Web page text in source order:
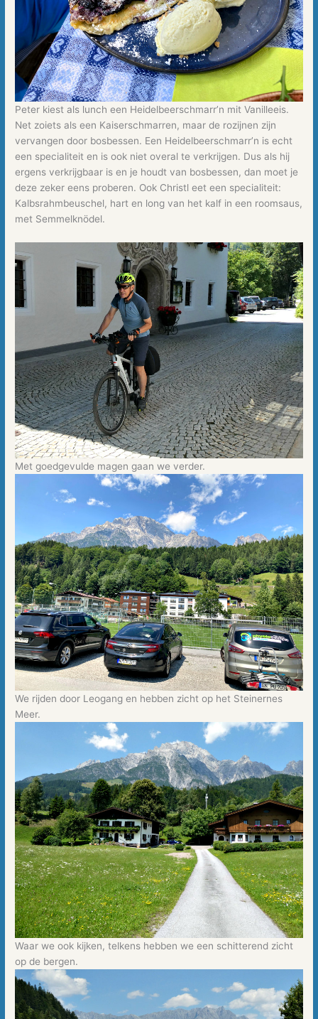
Peter kiest als lunch een Heidelbeerschmarr’n mit Vanilleeis.
Net zoiets als een Kaiserschmarren, maar de rozijnen zijn
vervangen door bosbessen. Een Heidelbeerschmarr’n is echt
een specialiteit en is ook niet overal te verkrijgen. Dus als hij
ergens verkrijgbaar is en je houdt van bosbessen, dan moet je
deze zeker eens proberen. Ook Christl eet een specialiteit:
Kalbsrahmbeuschel, hart en long van het kalf in een roomsaus,
met Semmelknödel.
Met goedgevulde magen gaan we verder.
We rijden door Leogang en hebben zicht op het Steinernes
Meer.
Waar we ook kijken, telkens hebben we een schitterend zicht
op de bergen.